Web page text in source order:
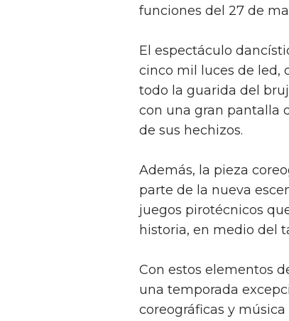
funciones del 27 de
El espectáculo
cinco mil luces de led,
todo la guarida del
con una gran pantalla
de sus hechizos.
Además, la pieza
parte de la nueva
juegos pirotécnicos
historia, en medio del
Con estos elementos
una temporada
coreográficas y